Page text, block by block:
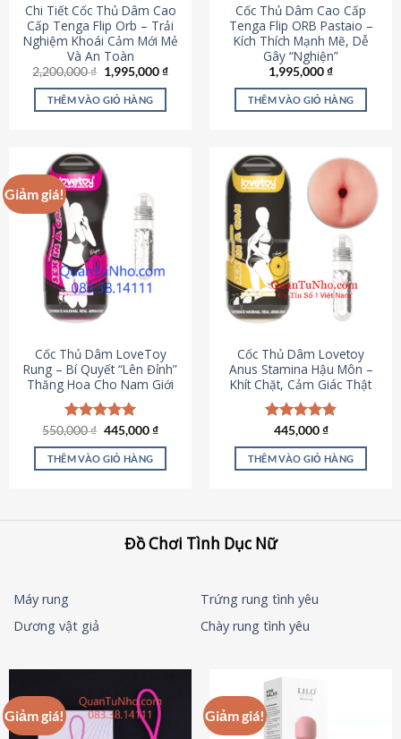
Chi Tiết Cốc Thủ Dâm Cao
Cấp Tenga Flip Orb – Trải
Nghiệm Khoái Cảm Mới Mẻ
Và An Toàn
2,200,000₫ Giá
gốc
là:
2,200,000 ₫.
1,995,000₫Giá
THÊM VÀO GIỎ HÀNG
Cốc Thủ Dâm Cao Cấp
Tenga Flip ORB Pastaio –
Kích Thích Mạnh Mẽ, Dễ
Gây “Nghiện”
1,995,000₫
THÊM VÀO GIỎ HÀNG
Giảm giá!
Cốc Thủ Dâm LoveToy
Rung – Bí Quyết “Lên Đỉnh”
Thăng Hoa Cho Nam Giới
Được xếp
hạng5.00
5 sao
550,000₫ Giá
là:
550,000 ₫.
445,000₫Giá
tại
THÊM VÀO GIỎ HÀNG
Cốc Thủ Dâm Lovetoy
Anus Stamina Hậu Môn –
Khít Chặt, Cảm Giác Thật
Được xếp
hạng4.84
5 sao
445,000₫
THÊM VÀO GIỎ HÀNG
Đồ Chơi Tình Dục Nữ
Máy rung
Trứng rung tình yêu
Dương vật giả
Chày rung tình yêu
Giảm giá! Giảm giá!